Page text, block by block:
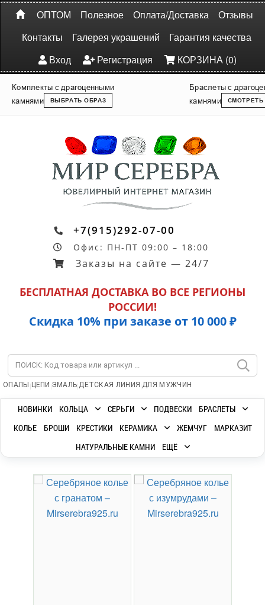
ОПТОМ Полезное Оплата/Доставка
Отзывы
Контакты
Галерея украшений
Гарантия качества
Вход
Регистрация КОРЗИНА (0)
Комплекты с драгоценными
камнями
ВЫБРАТЬ ОБРАЗ
Браслеты с
камнями
СМОТРЕТЬ
+7(915)292-07-00
Офис: ПН-ПТ 09:00 – 18:00
Заказы на сайте — 24/7
БЕСПЛАТНАЯ ДОСТАВКА ВО ВСЕ РЕГИОНЫ
РОССИИ!
Скидка 10% при заказе от 10 000 ₽
ОПАЛЫ | ЦЕПИ |ЭМАЛЬ|ДЕТСКАЯ ЛИНИЯ |ДЛЯ МУЖЧИН
НОВИНКИ КОЛЬЦА СЕРЬГИ ПОДВЕСКИ
БРАСЛЕТЫ
КОЛЬЕ
БРОШИ КРЕСТИКИ КЕРАМИКА ЖЕМЧУГ
МАРКАЗИТ
НАТУРАЛЬНЫЕ КАМНИ
ЕЩЁ